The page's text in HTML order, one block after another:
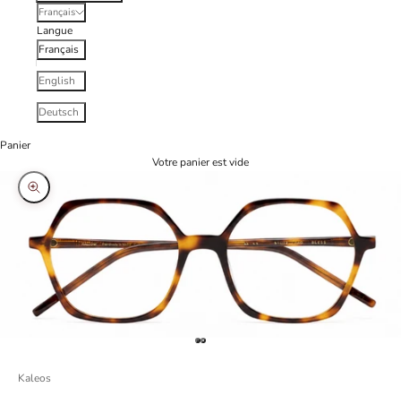
Français
Langue
Français
English
Deutsch
Panier
Votre panier est vide
Zoomer sur l'image
Aller à l'élément 1
Aller à l'élément 2
Kaleos